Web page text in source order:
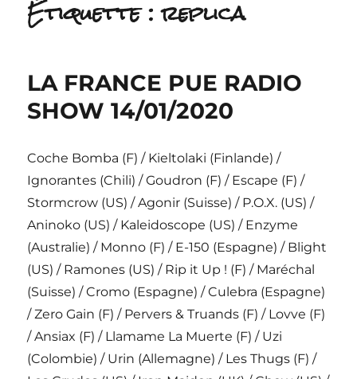
Étiquette :replica
LA FRANCE PUE RADIO
SHOW 14/01/2020
Coche Bomba (F) / Kieltolaki (Finlande) /
Ignorantes (Chili) / Goudron (F) / Escape (F) /
Stormcrow (US) / Agonir (Suisse) / P.O.X. (US) /
Aninoko (US) / Kaleidoscope (US) / Enzyme
(Australie) / Monno (F) / E-150 (Espagne) / Blight
(US) / Ramones (US) / Rip it Up ! (F) / Maréchal
(Suisse) / Cromo (Espagne) / Culebra (Espagne)
/ Zero Gain (F) / Pervers & Truands (F) / Lovve (F)
/ Ansiax (F) / Llamame La Muerte (F) / Uzi
(Colombie) / Urin (Allemagne) / Les Thugs (F) /